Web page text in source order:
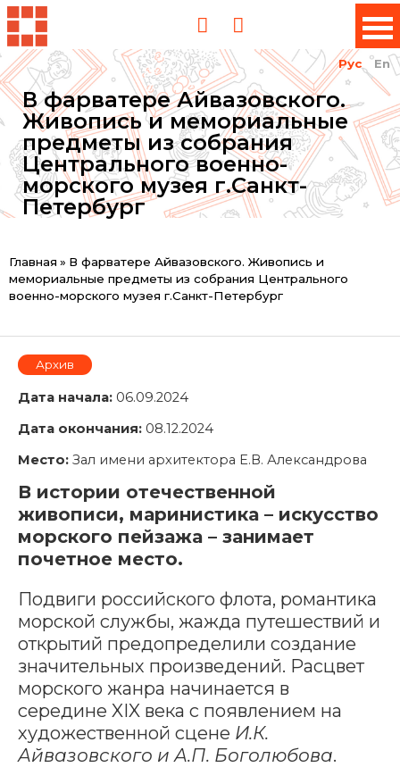
Рус En
В фарватере Айвазовского.
Живопись и мемориальные
предметы из собрания
Центрального военно-
морского музея г.Санкт-
Петербург
Вы
здесь
Главная » В фарватере Айвазовского. Живопись и
мемориальные предметы из собрания Центрального
военно-морского музея г.Санкт-Петербург
Архив
Дата начала: 06.09.2024
Дата окончания: 08.12.2024
Место: Зал имени архитектора Е.В. Александрова
В истории отечественной
живописи, маринистика – искусство
морского пейзажа – занимает
почетное место.
Подвиги российского флота, романтика
морской службы, жажда путешествий и
открытий предопределили создание
значительных произведений. Расцвет
морского жанра начинается в
середине XIX века c появлением на
художественной сцене И.К.
Айвазовского и А.П. Боголюбова.